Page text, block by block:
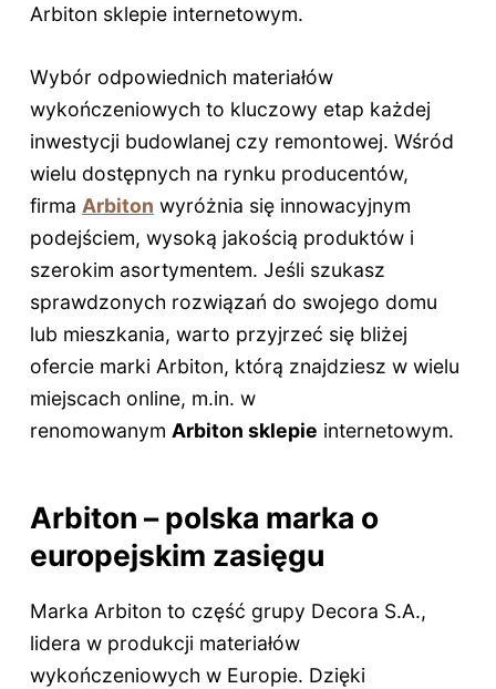
Arbiton sklepie internetowym.
Wybór odpowiednich materiałów
wykończeniowych to kluczowy etap każdej
inwestycji budowlanej czy remontowej. Wśród
wielu dostępnych na rynku producentów,
firma Arbiton wyróżnia się innowacyjnym
podejściem, wysoką jakością produktów i
szerokim asortymentem. Jeśli szukasz
sprawdzonych rozwiązań do swojego domu
lub mieszkania, warto przyjrzeć się bliżej
ofercie marki Arbiton, którą znajdziesz w wielu
miejscach online, m.in. w
renomowanym Arbiton sklepie internetowym.
Arbiton – polska marka o
europejskim zasięgu
Marka Arbiton to część grupy Decora S.A.,
lidera w produkcji materiałów
wykończeniowych w Europie. Dzięki